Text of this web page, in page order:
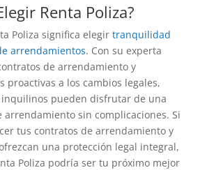
Renta Poliza?
Poliza significa elegir tranquilidad
arrendamientos. Con su experta
de arrendamiento y
proactivas a los cambios legales,
pueden disfrutar de una
arrendamiento sin complicaciones. Si
tus contratos de arrendamiento y
una protección legal integral,
Poliza podría ser tu próximo mejor